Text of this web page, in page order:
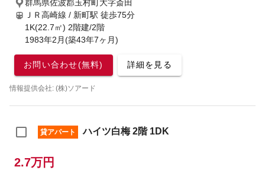
群馬県佐波郡玉村町大字斎田
ＪＲ高崎線 / 新町駅 徒歩75分
1K(22.7㎡) 2階建/2階
1983年2月(築43年7ヶ月)
お問い合わせ(無料) 詳細を見る
情報提供会社: (株)ソアード
貸アパート ハイツ白梅 2階 1DK
2.7万円